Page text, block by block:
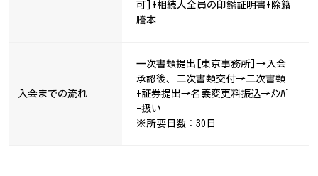
可]+相続人全員の印鑑証明書+除籍
謄本
入会までの流れ
一次書類提出[東京事務所]→入会
承認後、二次書類交付→二次書類
+証券提出→名義変更料振込→ﾒﾝﾊﾞ
ｰ扱い
※所要日数：30日